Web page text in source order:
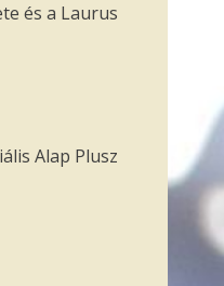
és a Laurus
Alap Plusz